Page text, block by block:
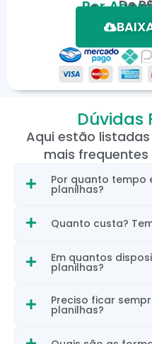
De
Por
Em até
*Oferta válida
Dúvidas
Aqui estão
mais
Por quanto tempo
planilhas?
Quanto custa?
Em quantos
planilhas?
Preciso ficar
planilhas?